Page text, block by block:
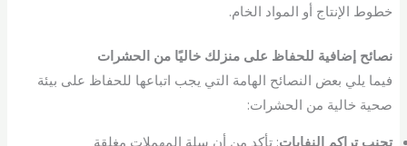
خطوط الإنتاج أو المواد الخام.
نصائح إضافية للحفاظ على منزلك خاليًا من الحشرات
فيما يلي بعض النصائح الهامة التي يجب اتباعها للحفاظ على بيئة
صحية خالية من الحشرات:
تجنب تراكم النفايات: تأكد من أن سلة المهملات مغلقة